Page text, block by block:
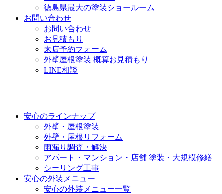
徳島県最大の塗装ショールーム
お問い合わせ
お問い合わせ
お見積もり
来店予約フォーム
外壁屋根塗装 概算お見積もり
LINE相談
安心のラインナップ
外壁・屋根塗装
外壁・屋根リフォーム
雨漏り調査・解決
アパート・マンション・店舗 塗装・大規模修繕
シーリング工事
安心の外装メニュー
安心の外装メニュー一覧